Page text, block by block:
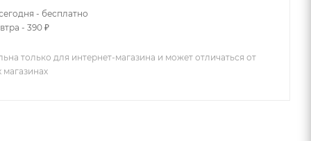
- бесплатно
- 390 ₽
только для интернет-магазина и может отличаться от
магазинах